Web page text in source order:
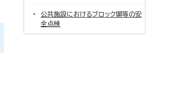
公共施設におけるブロック塀等の安
全点検